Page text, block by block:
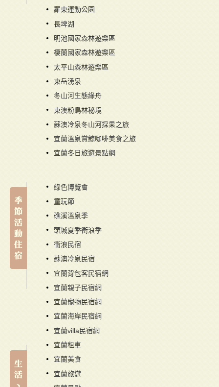
羅東運動公園
長埤湖
明池國家森林遊樂區
棲蘭國家森林遊樂區
太平山森林遊樂區
東岳湧泉
冬山河生態綠舟
東澳粉鳥林秘境
蘇澳冷泉冬山河採果之旅
宜蘭溫泉賞鯨咖啡美食之旅
宜蘭冬日旅遊景點網
綠色博覽會
童玩節
礁溪溫泉季
頭城夏季衝浪季
衝浪民宿
蘇澳冷泉民宿
宜蘭背包客民宿網
宜蘭親子民宿網
宜蘭寵物民宿網
宜蘭海岸民宿網
宜蘭villa民宿網
宜蘭租車
宜蘭美食
宜蘭旅遊